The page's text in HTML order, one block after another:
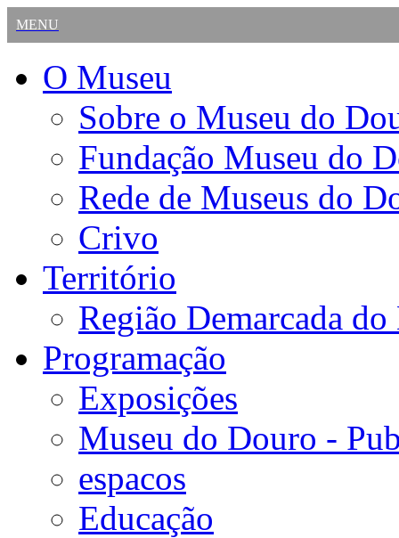
MENU
O Museu
Sobre o Museu do
Fundação Museu do
Rede de Museus do
Crivo
Território
Região Demarcada
Programação
Exposições
Museu do Douro -
espacos
Educação